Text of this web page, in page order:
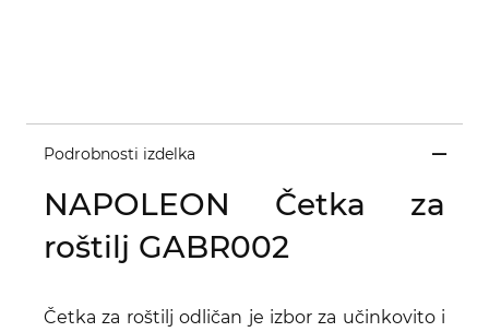
Podrobnosti izdelka
NAPOLEON Četka za
roštilj GABR002
Četka za roštilj odličan je izbor za učinkovito i